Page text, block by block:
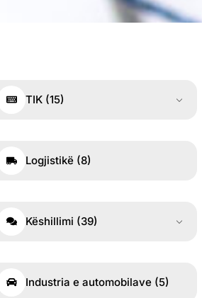
TIK (15)
Logjistikë (8)
Këshillimi (39)
Industria e automobilave (5)